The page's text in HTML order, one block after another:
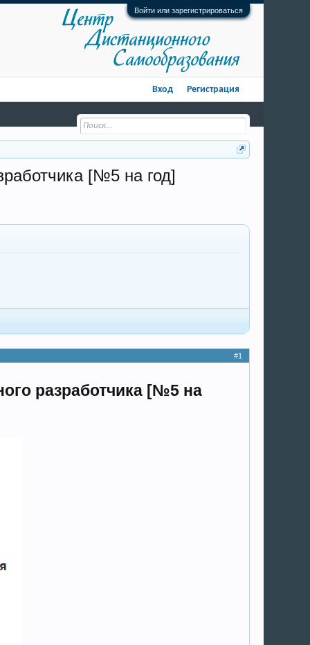
Войти или зарегистрироваться
[№5 на год]
#1
разработчика [№5 на
Вход Регистрация